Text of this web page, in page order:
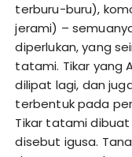
terburu-buru),
jerami) –
diperlukan, yang
tatami. Tikar yang
dilipat lagi, dan
terbentuk pada
Tikar tatami
disebut igusa.